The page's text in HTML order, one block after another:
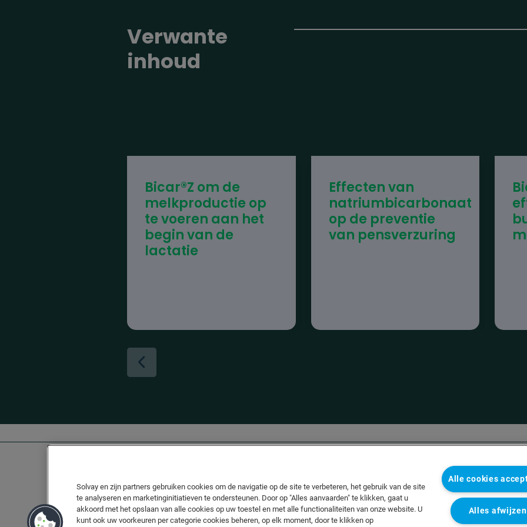
Verwante
inhoud
Bicar®Z om de
melkproductie op
te voeren aan het
begin van de
lactatie
Effecten van
natriumbicarbonaat
op de preventie
van pensverzuring
Solvay en zijn partners gebruiken cookies om de navigatie op de site te verbeteren, het gebruik van de site
te analyseren en marketinginitiatieven te ondersteunen. Door op "Alles aanvaarden" te klikken, gaat u
akkoord met het opslaan van alle cookies op uw toestel en met alle functionaliteiten van onze website. U
kunt ook uw voorkeuren per categorie cookies beheren, op elk moment, door te klikken op
Alle cookies
Alles afwijzen